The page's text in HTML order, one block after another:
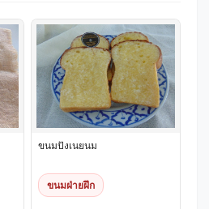
ขนมปังเนยนม
ขนมฝ่ายฝึก